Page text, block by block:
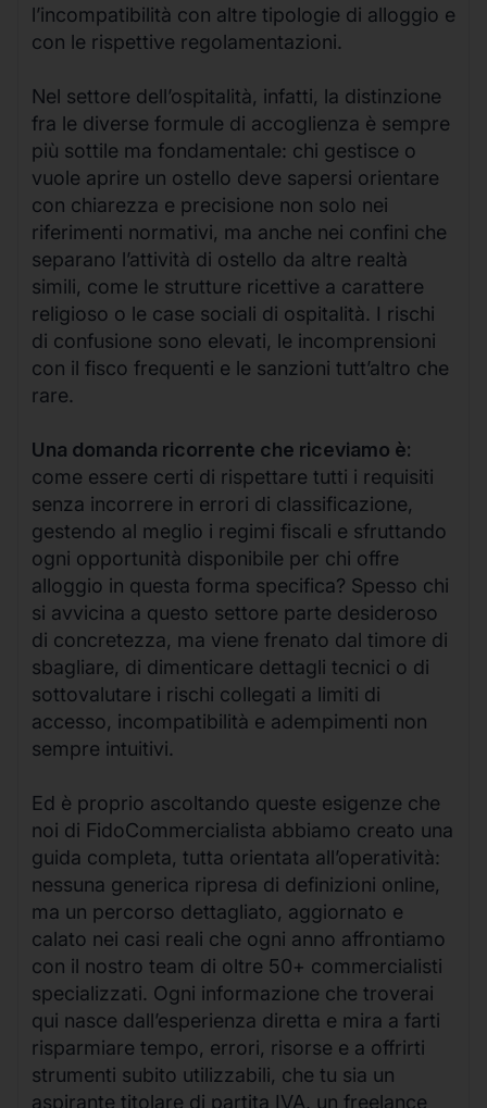
l’incompatibilità con altre tipologie di alloggio e
con le rispettive regolamentazioni.
Nel settore dell’ospitalità, infatti, la distinzione
fra le diverse formule di accoglienza è sempre
più sottile ma fondamentale: chi gestisce o
vuole aprire un ostello deve sapersi orientare
con chiarezza e precisione non solo nei
riferimenti normativi, ma anche nei confini che
separano l’attività di ostello da altre realtà
simili, come le strutture ricettive a carattere
religioso o le case sociali di ospitalità. I rischi
di confusione sono elevati, le incomprensioni
con il fisco frequenti e le sanzioni tutt’altro che
rare.
Una domanda ricorrente che riceviamo è:
come essere certi di rispettare tutti i requisiti
senza incorrere in errori di classificazione,
gestendo al meglio i regimi fiscali e sfruttando
ogni opportunità disponibile per chi offre
alloggio in questa forma specifica? Spesso chi
si avvicina a questo settore parte desideroso
di concretezza, ma viene frenato dal timore di
sbagliare, di dimenticare dettagli tecnici o di
sottovalutare i rischi collegati a limiti di
accesso, incompatibilità e adempimenti non
sempre intuitivi.
Ed è proprio ascoltando queste esigenze che
noi di FidoCommercialista abbiamo creato una
guida completa, tutta orientata all’operatività:
nessuna generica ripresa di definizioni online,
ma un percorso dettagliato, aggiornato e
calato nei casi reali che ogni anno affrontiamo
con il nostro team di oltre 50+ commercialisti
specializzati. Ogni informazione che troverai
qui nasce dall’esperienza diretta e mira a farti
risparmiare tempo, errori, risorse e a offrirti
strumenti subito utilizzabili, che tu sia un
aspirante titolare di partita IVA, un freelance